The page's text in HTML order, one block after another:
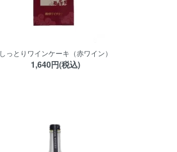
しっとりワインケーキ（赤ワイン）
1,640円(税込)